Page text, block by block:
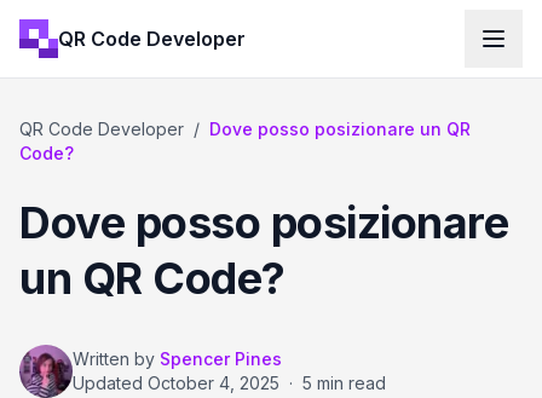
QR Code Developer
QR Code Developer / Dove posso posizionare un QR
Code?
Dove posso posizionare
un QR Code?
Written by Spencer Pines
Updated October 4, 2025 · 5 min read